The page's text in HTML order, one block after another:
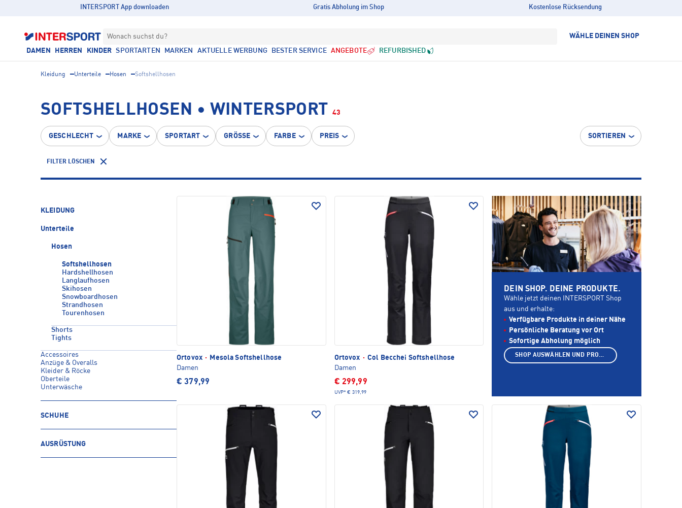
INTERSPORT App downloaden Gratis Abholung im Shop Kostenlose Rücksendung
Wonach suchst du? WÄHLE DEINEN SHOP
DAMEN HERREN KINDER SPORTARTEN MARKEN AKTUELLE WERBUNG BESTER SERVICE ANGEBOTE REFURBISHED
Kleidung Unterteile Hosen Softshellhosen
SOFTSHELLHOSEN • WINTERSPORT 43
GESCHLECHT MARKE SPORTART GRÖSSE FARBE PREIS SORTIEREN
FILTER LÖSCHEN
KLEIDUNG
Unterteile
Hosen
Softshellhosen
Hardshellhosen
Langlaufhosen
Skihosen
Snowboardhosen
Strandhosen
Tourenhosen
Shorts
Tights
Accessoires
Anzüge & Overalls
Kleider & Röcke
Oberteile
Unterwäsche
SCHUHE
AUSRÜSTUNG
Ortovox ·
Mesola Softshellhose
Damen
€ 379,99
Ortovox · Col Becchei Softshellhose
Damen
€ 299,99
UVP* € 319,99
DEIN SHOP. DEINE PRODUKTE.
Wähle jetzt deinen INTERSPORT Shop
aus und erhalte:
Verfügbare Produkte in deiner Nähe
Persönliche Beratung vor Ort
Sofortige Abholung möglich
SHOP AUSWÄHLEN UND PRODUKTE ANZEIGEN